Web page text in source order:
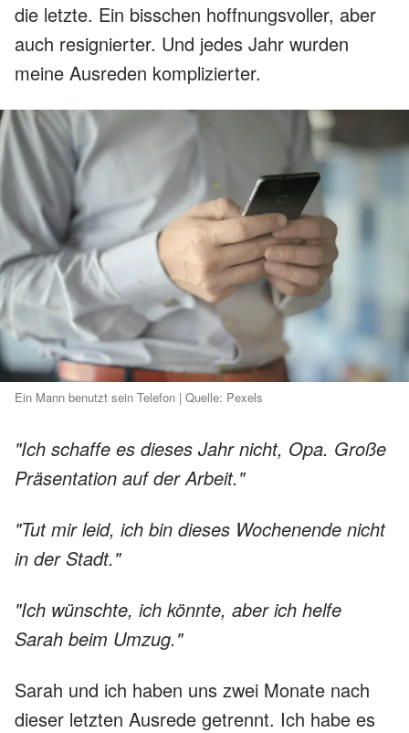
die letzte. Ein bisschen hoffnungsvoller, aber
auch resignierter. Und jedes Jahr wurden
meine Ausreden komplizierter.
Ein Mann benutzt sein Telefon | Quelle: Pexels
"Ich schaffe es dieses Jahr nicht, Opa. Große
Präsentation auf der Arbeit."
"Tut mir leid, ich bin dieses Wochenende nicht
in der Stadt."
"Ich wünschte, ich könnte, aber ich helfe
Sarah beim Umzug."
Sarah und ich haben uns zwei Monate nach
dieser letzten Ausrede getrennt. Ich habe es